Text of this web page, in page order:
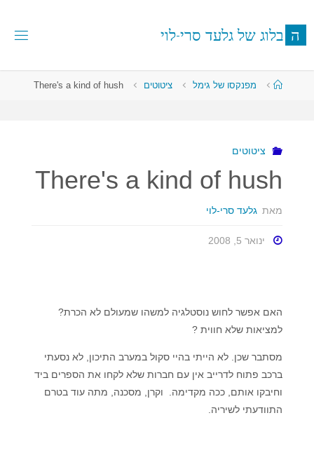
לתוכן
ה בלוג של גלעד סרי-לוי
עמודמפנקסו של גימל ציטוטים There's a kind of hush
ציטוטים
There's a kind of hush
מאת גלעד סרי-לוי
ינואר 5, 2008
האם אפשר לחוש נוסטלגיה למשהו שמעולם לא הכרת?
למציאות שלא חווית ?
מסתבר שכן. לא הייתי בהיי סקול במערב התיכון, לא נסעתי
ברכב פתוח לדרייב אין עם חברות שלא לקחו את הספרים ביד
וחיבקו אותם, ככה מקדימה. וקרן, מסכנה, מתה עוד בטרם
התוודעתי לשיריה.